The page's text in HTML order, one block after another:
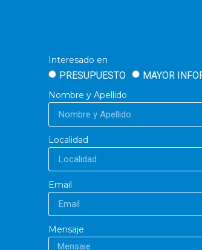
Interesado en
PRESUPUESTO MAYOR
Nombre y Apellido
Localidad
Email
Mensaje